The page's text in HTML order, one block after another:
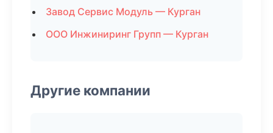
Завод Сервис Модуль — Курган
ООО Инжиниринг Групп — Курган
Другие компании